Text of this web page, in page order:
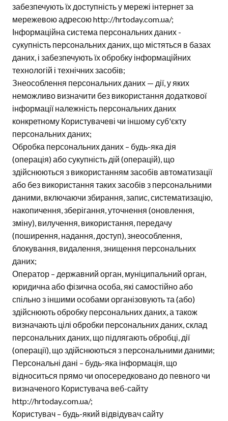
забезпечують їх доступність у мережі інтернет за
мережевою адресою http://hrtoday.com.ua/;
Інформаційна система персональних даних -
сукупність персональних даних, що містяться в базах
даних, і забезпечують їх обробку інформаційних
технологій і технічних засобів;
Знеособлення персональних даних — дії, у яких
неможливо визначити без використання додаткової
інформації належність персональних даних
конкретному Користувачеві чи іншому суб'єкту
персональних даних;
Обробка персональних даних – будь-яка дія
(операція) або сукупність дій (операцій), що
здійснюються з використанням засобів автоматизації
або без використання таких засобів з персональними
даними, включаючи збирання, запис, систематизацію,
накопичення, зберігання, уточнення (оновлення,
зміну), вилучення, використання, передачу
(поширення, надання, доступ), знеособлення,
блокування, видалення, знищення персональних
даних;
Оператор – державний орган, муніципальний орган,
юридична або фізична особа, які самостійно або
спільно з іншими особами організовують та (або)
здійснюють обробку персональних даних, а також
визначають цілі обробки персональних даних, склад
персональних даних, що підлягають обробці, дії
(операції), що здійснюються з персональними даними;
Персональні дані – будь-яка інформація, що
відноситься прямо чи опосередковано до певного чи
визначеного Користувача веб-сайту
http://hrtoday.com.ua/;
Користувач – будь-який відвідувач сайту